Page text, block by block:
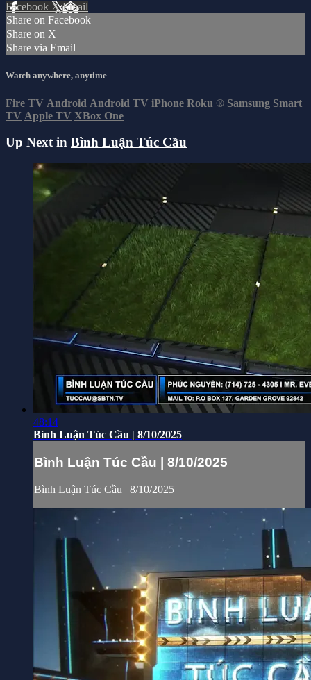
Facebook XEmail
Share on Facebook
Share on X
Share via Email
Watch anywhere, anytime
Fire TV Android Android TV iPhone Roku ® Samsung Smart
TV Apple TV XBox One
Up Next in Bình Luận Túc Cầu
48:14
Bình Luận Túc Cầu | 8/10/2025
Bình Luận Túc Cầu | 8/10/2025
Bình Luận Túc Cầu | 8/10/2025